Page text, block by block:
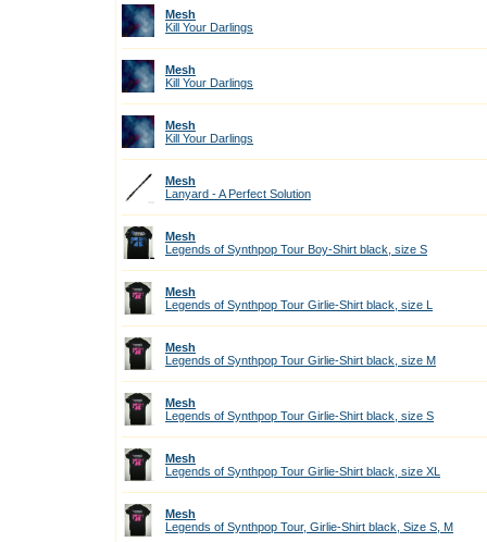
Mesh
Kill Your Darlings
Mesh
Kill Your Darlings
Mesh
Kill Your Darlings
Mesh
Lanyard - A Perfect Solution
Mesh
Legends of Synthpop Tour Boy-Shirt black, size S
Mesh
Legends of Synthpop Tour Girlie-Shirt black, size L
Mesh
Legends of Synthpop Tour Girlie-Shirt black, size M
Mesh
Legends of Synthpop Tour Girlie-Shirt black, size S
Mesh
Legends of Synthpop Tour Girlie-Shirt black, size XL
Mesh
Legends of Synthpop Tour, Girlie-Shirt black, Size S, M